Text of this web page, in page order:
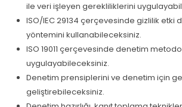
ile veri işleyen gerekliliklerini
ISO/IEC 29134 çerçevesinde gizlilik etki
yöntemini kullanabileceksiniz.
ISO 19011 çerçevesinde denetim
uygulayabileceksiniz.
Denetim prensiplerini ve denetim için
geliştirebileceksiniz.